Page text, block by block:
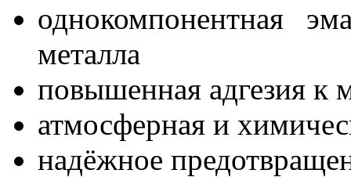
однокомпонентная
металла
повышенная адгезия к
атмосферная и
надёжное